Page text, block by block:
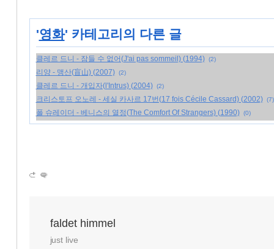
'영화' 카테고리의 다른 글
클레르 드니 - 잠들 수 없어(J'ai pas sommeil) (1994) (2)
리양 - 맹산(盲山) (2007) (2)
클레르 드니 - 개입자(l'Intrus) (2004) (2)
크리스토프 오노레 - 세실 카사르 17번(17 fois Cécile Cassard) (2002) (7)
폴 슈레이더 - 베니스의 열정(The Comfort Of Strangers) (1990) (0)
faldet himmel
just live